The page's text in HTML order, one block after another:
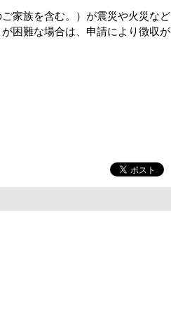
家族を含む。）が震災や火災など
困難な場合は、申請により徴収が